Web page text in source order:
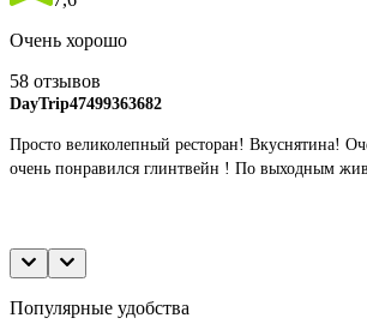
Очень хорошо
58 отзывов
DayTrip47499363682
Просто великолепный ресторан! Вкуснятина!
очень понравился глинтвейн ! По выходным
Популярные удобства